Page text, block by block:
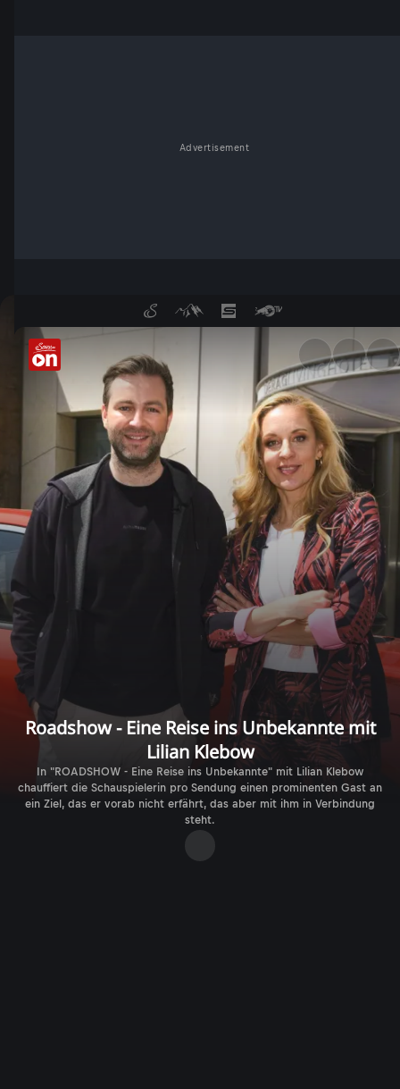
Advertisement
ROADSHOW - Eine Reise
Roadshow - Eine Reise ins Unbekannte mit
Lilian Klebow
In "ROADSHOW - Eine Reise ins Unbekannte" mit Lilian Klebow
chauffiert die Schauspielerin pro Sendung einen prominenten Gast an
ein Ziel, das er vorab nicht erfährt, das aber mit ihm in Verbindung
steht.